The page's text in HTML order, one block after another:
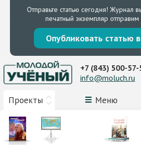
Отправьте статью сегодня! Журнал
печатный экземпляр отправим
Опубликовать статью
Проекты Меню
+7 (843) 500-57-
info@moluch.ru